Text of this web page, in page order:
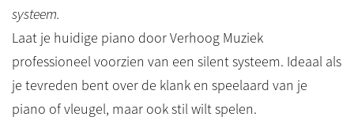
systeem.
Laat je huidige piano door Verhoog Muziek
professioneel voorzien van een silent systeem. Ideaal als
je tevreden bent over de klank en speelaard van je
piano of vleugel, maar ook stil wilt spelen.